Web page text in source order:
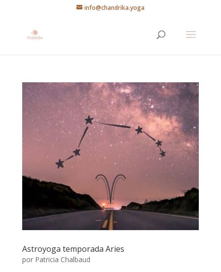
info@chandrika.yoga
Astroyoga temporada Aries
por Patricia Chalbaud